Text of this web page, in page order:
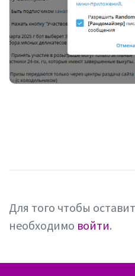
Для того чтобы
необходимо войти.